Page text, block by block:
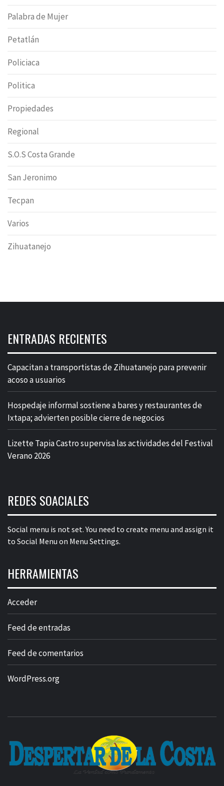
Palabra de Mujer
Petatlán
Policiaca
Politica
Propiedades
Regional
S.O.S Costa Grande
San Jeronimo
Tecpan
Varios
Zihuatanejo
ENTRADAS RECIENTES
Capacitan a transportistas de Zihuatanejo para prevenir
acoso a usuarios
Hospedaje informal sostiene a bares y restaurantes de
Ixtapa; advierten posible cierre de negocios
Lizette Tapia Castro supervisa las actividades del Festival
Verano 2026
REDES SOACIALES
Social menu is not set. You need to create menu and assign it
to Social Menu on Menu Settings.
HERRAMIENTAS
Acceder
Feed de entradas
Feed de comentarios
WordPress.org